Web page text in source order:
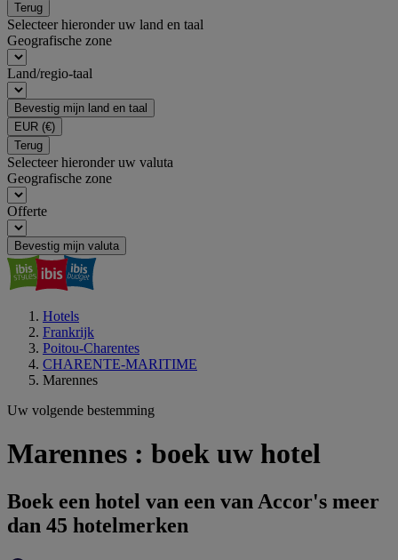
Terug
Selecteer hieronder uw land en taal
Geografische zone
Land/regio-taal
Bevestig mijn land en taal
EUR (€)
Terug
Selecteer hieronder uw valuta
Geografische zone
Offerte
Bevestig mijn valuta
Hotels
Frankrijk
Poitou-Charentes
CHARENTE-MARITIME
Marennes
Uw volgende bestemming
Marennes : boek uw hotel
Boek een hotel van een van Accor's meer
dan 45 hotelmerken